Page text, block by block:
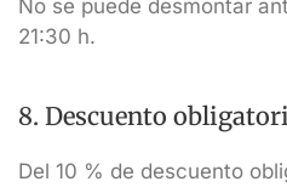
No se puede desmontar
21:30 h.
8. Descuento
Del 10 % de descuento